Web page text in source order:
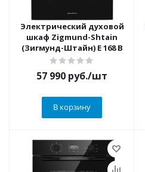
Электрический духовой
шкаф Zigmund-Shtain
(Зигмунд-Штайн) E 168 B
57 990 руб./шт
В корзину